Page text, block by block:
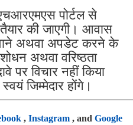
पोर्टल से
की जाएगी। आवास
अथवा अपडेट करने के
अथवा वरिष्ठता
पर विचार नहीं किया
जिम्मेदार होंगे।
, Instagram, and Google